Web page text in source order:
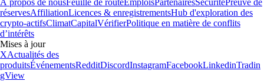
réservesAffiliationLicences & enregistrementsHub d'exploration des
crypto-actifsClimatCapitalVérifierPolitique en matière de conflits
d’intérêts
Mises à jour
XActualités des
produitsÉvénementsRedditDiscordInstagramFacebookLinkedinTradin
gView